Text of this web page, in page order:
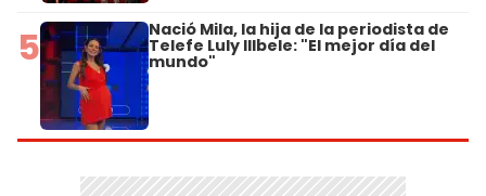
5 Nació Mila, la hija de la periodista de
Telefe Luly Illbele: "El mejor día del
mundo"